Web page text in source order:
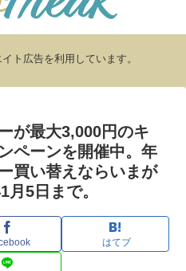
ト広告を利用しています。
が最大3,000円のキ
ペーンを開催中。年
買い替えならいまが
1月5日まで。
はてブ